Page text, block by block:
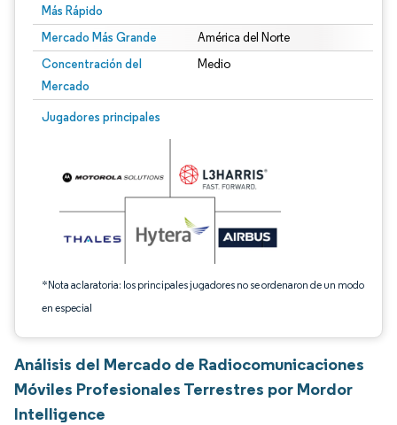
Más Rápido
Mercado Más Grande América del Norte
Concentración del
Mercado
Medio
Jugadores principales
*Nota aclaratoria: los principales jugadores no se ordenaron de un modo
en especial
Imagen © Mordor Intelligence. El uso requiere atribución según CC BY 4.0.
Análisis del Mercado de Radiocomunicaciones
Móviles Profesionales Terrestres por Mordor
Intelligence